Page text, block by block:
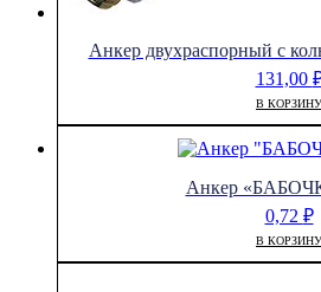
Анкер двухраспорный с
131,00
В КОРЗИНУ
Анкер
0,72 ₽
В КОРЗИНУ